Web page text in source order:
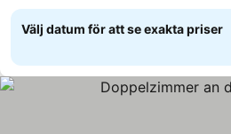
Välj datum för att se exakta priser